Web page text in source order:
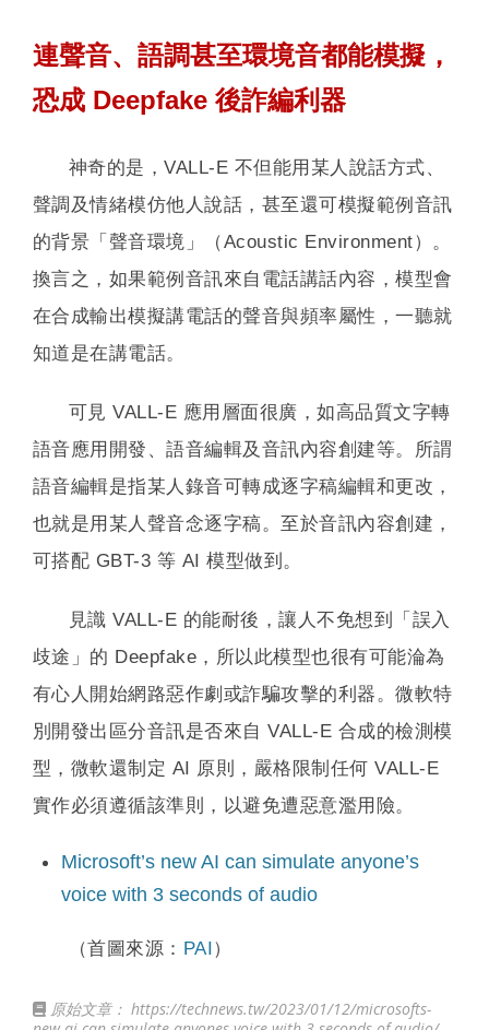
連聲音、語調甚至環境音都能模擬，
恐成 Deepfake 後詐編利器
神奇的是，VALL-E 不但能用某人說話方式、
聲調及情緒模仿他人說話，甚至還可模擬範例音訊
的背景「聲音環境」（Acoustic Environment）。
換言之，如果範例音訊來自電話講話內容，模型會
在合成輸出模擬講電話的聲音與頻率屬性，一聽就
知道是在講電話。
可見 VALL-E 應用層面很廣，如高品質文字轉
語音應用開發、語音編輯及音訊內容創建等。所謂
語音編輯是指某人錄音可轉成逐字稿編輯和更改，
也就是用某人聲音念逐字稿。至於音訊內容創建，
可搭配 GBT-3 等 AI 模型做到。
見識 VALL-E 的能耐後，讓人不免想到「誤入
歧途」的 Deepfake，所以此模型也很有可能淪為
有心人開始網路惡作劇或詐騙攻擊的利器。微軟特
別開發出區分音訊是否來自 VALL-E 合成的檢測模
型，微軟還制定 AI 原則，嚴格限制任何 VALL-E
實作必須遵循該準則，以避免遭惡意濫用險。
Microsoft’s new AI can simulate anyone’s
voice with 3 seconds of audio
（首圖來源： PAI）
原始文章： https://technews.tw/2023/01/12/microsofts-